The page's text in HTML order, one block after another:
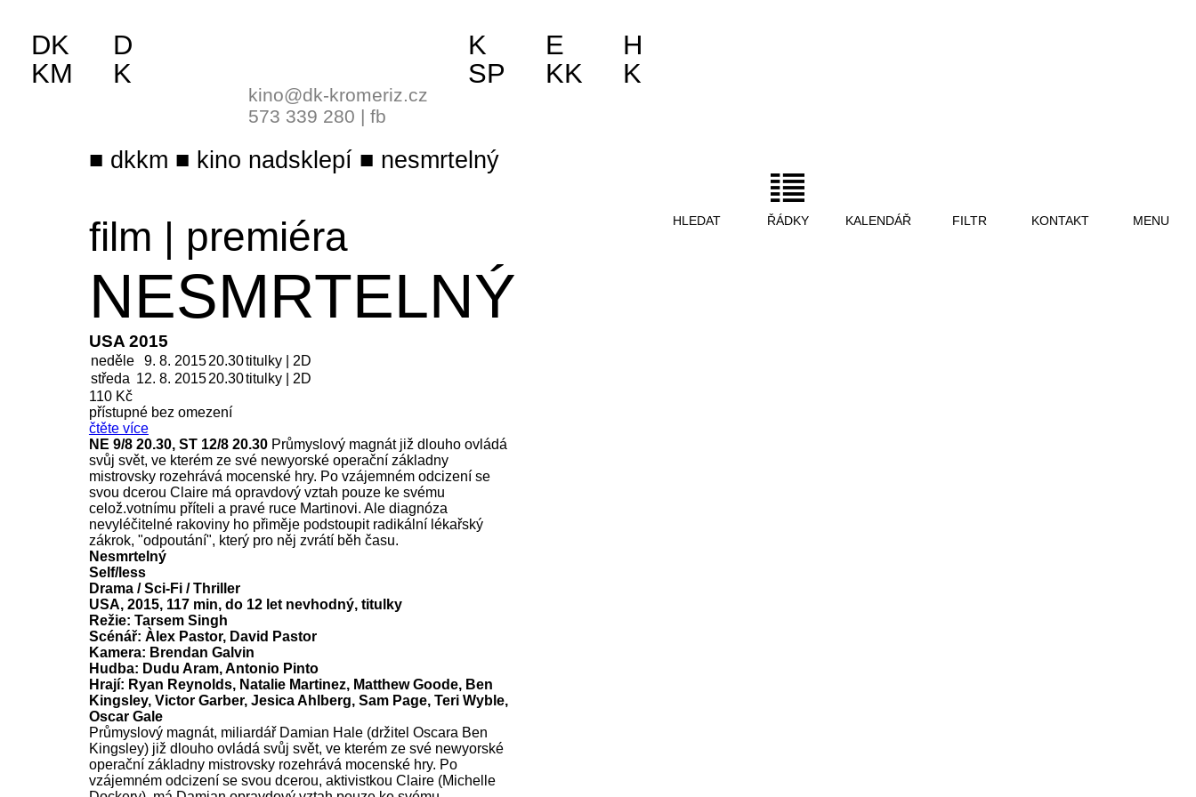
dkkm kino nadsklepí nesmrtelný
film | premiéra
NESMRTELNÝ
USA 2015
neděle 9. 8. 201520.30titulky | 2D
středa 12. 8. 201520.30titulky | 2D
110 Kč
přístupné bez omezení
čtěte více
NE 9/8 20.30, ST 12/8 20.30 Průmyslový magnát již dlouho ovládá
svůj svět, ve kterém ze své newyorské operační základny
mistrovsky rozehrává mocenské hry. Po vzájemném odcizení se
svou dcerou Claire má opravdový vztah pouze ke svému
celož.votnímu příteli a pravé ruce Martinovi. Ale diagnóza
nevyléčitelné rakoviny ho přiměje podstoupit radikální lékařský
zákrok, "odpoutání", který pro něj zvrátí běh času.
Nesmrtelný
Self/less
Drama / Sci-Fi / Thriller
USA, 2015, 117 min, do 12 let nevhodný, titulky
Režie: Tarsem Singh
Scénář: Àlex Pastor, David Pastor
Kamera: Brendan Galvin
Hudba: Dudu Aram, Antonio Pinto
Hrají: Ryan Reynolds, Natalie Martinez, Matthew Goode, Ben
Kingsley, Victor Garber, Jesica Ahlberg, Sam Page, Teri Wyble,
Oscar Gale
Průmyslový magnát, miliardář Damian Hale (držitel Oscara Ben
Kingsley) již dlouho ovládá svůj svět, ve kterém ze své newyorské
operační základny mistrovsky rozehrává mocenské hry. Po
vzájemném odcizení se svou dcerou, aktivistkou Claire (Michelle
DK
KM
D
K
kino@dk-kromeriz.cz
573 339 280 | fb
K
SP
E
KK
H
K
HLEDAT ŘÁDKY KALENDÁŘ FILTR KONTAKT MENU